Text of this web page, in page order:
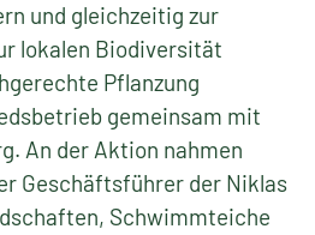
und gleichzeitig zur
lokalen Biodiversität
Pflanzung
gemeinsam mit
An der Aktion nahmen
Geschäftsführer der Niklas
Schwimmteiche